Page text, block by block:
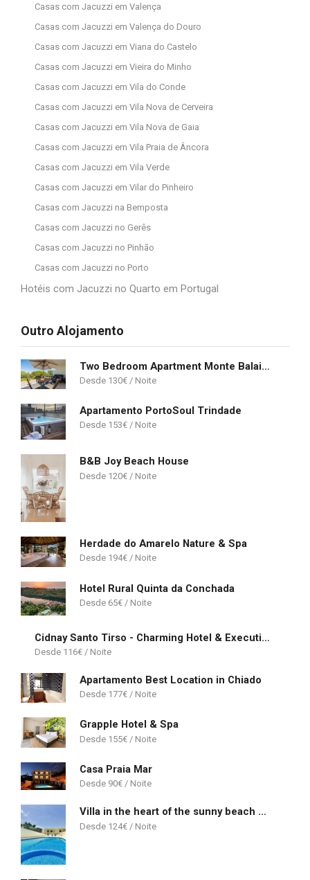
Casas com Jacuzzi em Valença
Casas com Jacuzzi em Valença do Douro
Casas com Jacuzzi em Viana do Castelo
Casas com Jacuzzi em Vieira do Minho
Casas com Jacuzzi em Vila do Conde
Casas com Jacuzzi em Vila Nova de Cerveira
Casas com Jacuzzi em Vila Nova de Gaia
Casas com Jacuzzi em Vila Praia de Âncora
Casas com Jacuzzi em Vila Verde
Casas com Jacuzzi em Vilar do Pinheiro
Casas com Jacuzzi na Bemposta
Casas com Jacuzzi no Gerês
Casas com Jacuzzi no Pinhão
Casas com Jacuzzi no Porto
Hotéis com Jacuzzi no Quarto em Portugal
Outro Alojamento
Two Bedroom Apartment Monte Balaia Albufeira
130€
Apartamento PortoSoul Trindade
153€
B&B Joy Beach House
120€
Herdade do Amarelo Nature & Spa
194€
Hotel Rural Quinta da Conchada
65€
Cidnay Santo Tirso - Charming Hotel & Executive Center
116€
Apartamento Best Location in Chiado
177€
Grapple Hotel & Spa
155€
Casa Praia Mar
90€
Villa in the heart of the sunny beach of Albufeira
124€